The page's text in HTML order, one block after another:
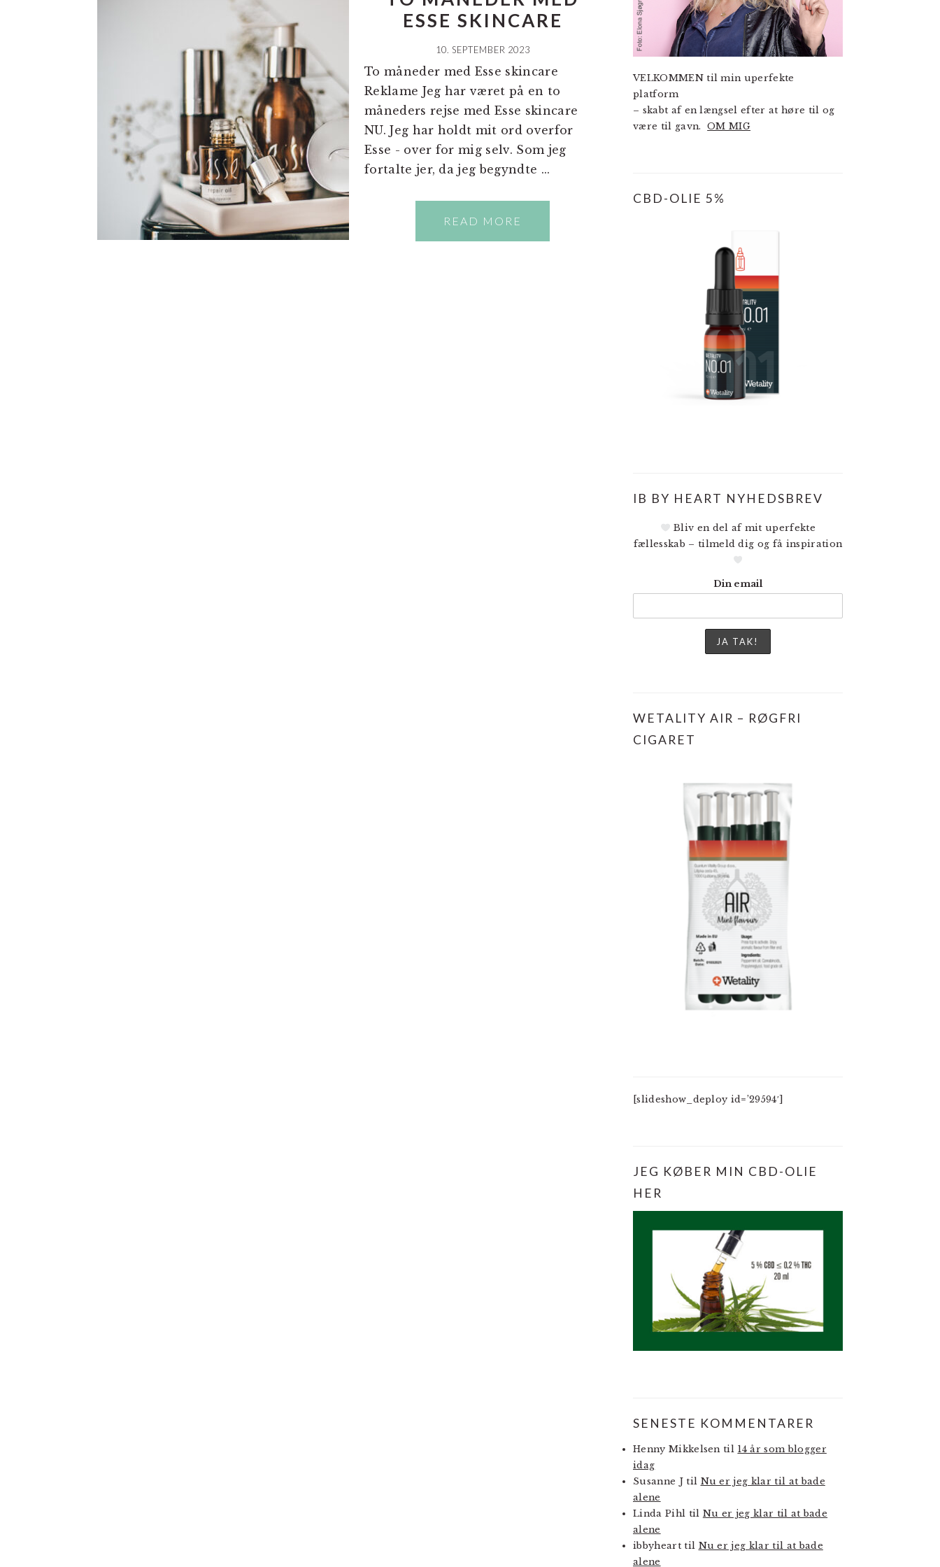
ESSE SKINCARE
10. SEPTEMBER 2023
To måneder med Esse skincare
Reklame Jeg har været på en to
måneders rejse med Esse skincare
NU. Jeg har holdt mit ord overfor
Esse - over for mig selv. Som jeg
fortalte jer, da jeg begyndte ...
READ MORE
VELKOMMEN til min uperfekte
platform
– skabt af en længsel efter at høre til og
være til gavn.OM MIG
CBD-OLIE 5%
IB BY HEART NYHEDSBREV
Bliv en del af mit uperfekte
fællesskab – tilmeld dig og få inspiration
Din email
WETALITY AIR – RØGFRI
CIGARET
[slideshow_deploy id=’29594′]
JEG KØBER MIN CBD-OLIE
HER
SENESTE KOMMENTARER
Henny Mikkelsen til 14 år som blogger
idag
Susanne Jtil Nu er jeg klar til at bade
alene
Linda Pihl til Nu er jeg klar til at bade
alene
ibbyhearttil Nu er jeg klar til at bade
alene